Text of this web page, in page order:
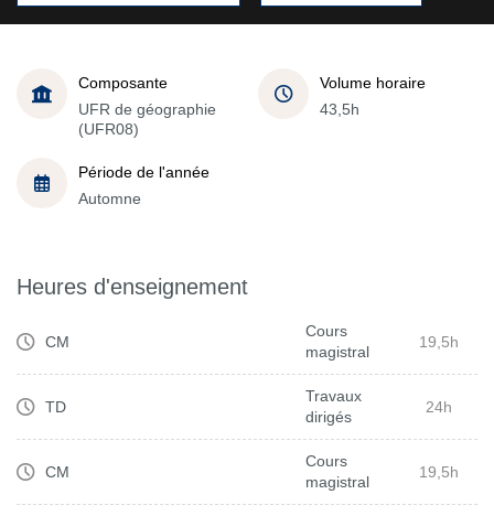
Composante
UFR de géographie
(UFR08)
Volume horaire
43,5h
Période de l'année
Automne
Heures d'enseignement
CM
Cours
magistral
19,5h
TD
Travaux
dirigés
24h
CM
Cours
magistral
19,5h